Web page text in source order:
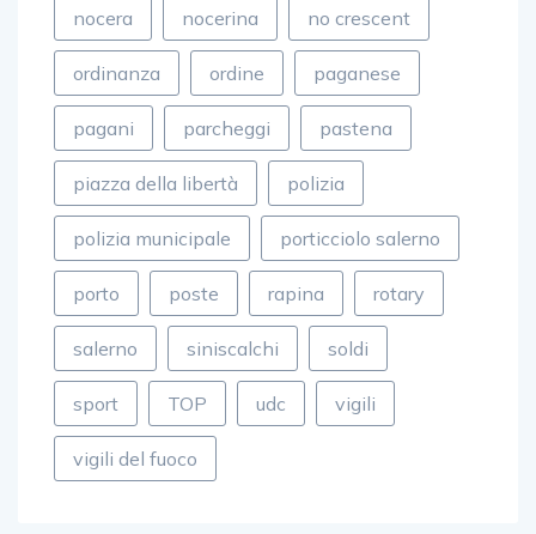
nocera nocerina no crescent
ordinanza ordine paganese
pagani parcheggi pastena
piazza della libertà polizia
polizia municipale porticciolo salerno
porto poste rapina rotary
salerno siniscalchi soldi
sport TOP udc vigili
vigili del fuoco